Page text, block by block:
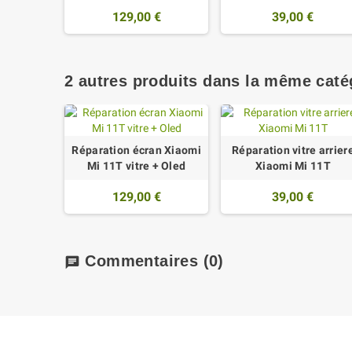
129,00 € 39,00 €
2 autres produits dans la même
Réparation écran Xiaomi
Mi 11T vitre + Oled
129,00 €
Réparation vitre
Xiaomi Mi 11T
39,00 €
chat Commentaires (0)